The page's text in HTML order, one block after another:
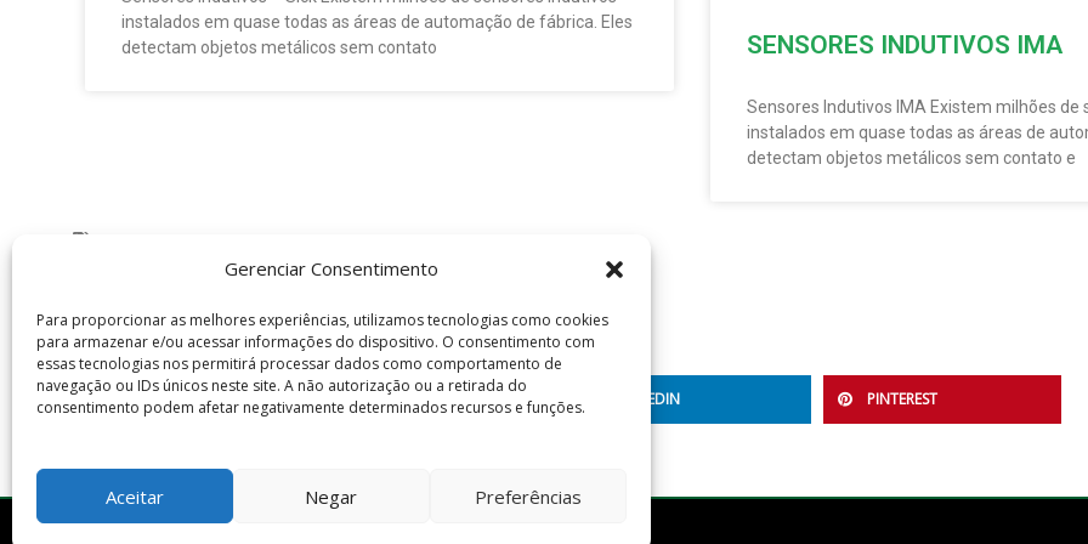
Gerenciar Consentimento
Para proporcionar as melhores experiências, utilizamos tecnologias como cookies
para armazenar e/ou acessar informações do dispositivo. O consentimento com
essas tecnologias nos permitirá processar dados como comportamento de
navegação ou IDs únicos neste site. A não autorização ou a retirada do
consentimento podem afetar negativamente determinados recursos e funções.
Aceitar Negar Preferências
instalados em quase todas as áreas de automação de fábrica. Eles
detectam objetos metálicos sem contato
SENSORES INDUTIVOS IMA
Sensores Indutivos IMA Existem milhões de
instalados em quase todas as áreas de
detectam objetos metálicos sem contato e
Gostou? Então Compartilhe :)
FACEBOOK TWITTER LINKEDIN PINTEREST